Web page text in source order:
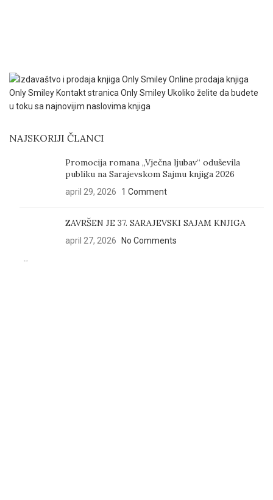
NAJSKORIJI ČLANCI
Promocija romana „Vječna ljubav“ oduševila
publiku na Sarajevskom Sajmu knjiga 2026
april 29, 2026 1 Comment
ZAVRŠEN JE 37. SARAJEVSKI SAJAM KNJIGA
april 27, 2026 No Comments